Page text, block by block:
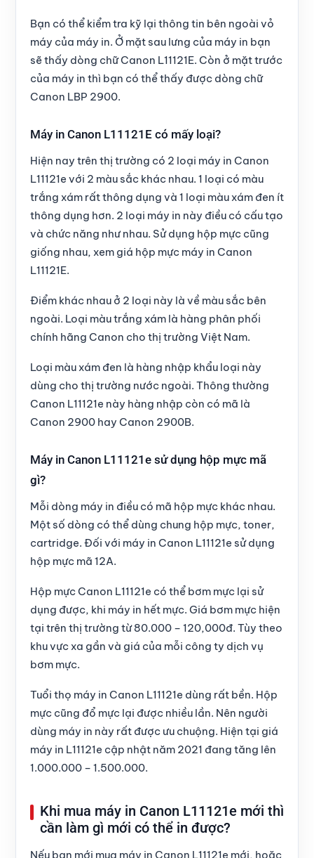
Bạn có thể kiểm tra kỹ lại thông tin bên ngoài vỏ
máy của máy in. Ở mặt sau lưng của máy in bạn
sẽ thấy dòng chữ Canon L11121E. Còn ở mặt trước
của máy in thì bạn có thể thấy được dòng chữ
Canon LBP 2900.
Máy in Canon L11121E có mấy loại?
Hiện nay trên thị trường có 2 loại máy in Canon
L11121e với 2 màu sắc khác nhau. 1 loại có màu
trắng xám rất thông dụng và 1 loại màu xám đen ít
thông dụng hơn. 2 loại máy in này điều có cấu tạo
và chức năng như nhau. Sử dụng hộp mực cũng
giống nhau, xem giá hộp mực máy in Canon
L11121E.
Điểm khác nhau ở 2 loại này là về màu sắc bên
ngoài. Loại màu trắng xám là hàng phân phối
chính hãng Canon cho thị trường Việt Nam.
Loại màu xám đen là hàng nhập khẩu loại này
dùng cho thị trường nước ngoài. Thông thường
Canon L11121e này hàng nhập còn có mã là
Canon 2900 hay Canon 2900B.
Máy in Canon L11121e sử dụng hộp mực mã
gì?
Mỗi dòng máy in điều có mã hộp mực khác nhau.
Một số dòng có thể dùng chung hộp mực, toner,
cartridge. Đối với máy in Canon L11121e sử dụng
hộp mực mã 12A.
Hộp mực Canon L11121e có thể bơm mực lại sử
dụng được, khi máy in hết mực. Giá bơm mực hiện
tại trên thị trường từ 80.000 – 120,000đ. Tùy theo
khu vực xa gần và giá của mỗi công ty dịch vụ
bơm mực.
Tuổi thọ máy in Canon L11121e dùng rất bền. Hộp
mực cũng đổ mực lại được nhiều lần. Nên người
dùng máy in này rất được ưu chuộng. Hiện tại giá
máy in L11121e cập nhật năm 2021 đang tăng lên
1.000.000 – 1.500.000.
Khi mua máy in Canon L11121e mới thì
cần làm gì mới có thể in được?
Nếu bạn mới mua máy in Canon L11121e mới, hoặc